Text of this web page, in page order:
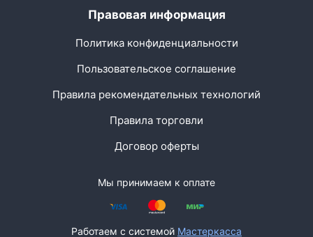
Правовая информация
Политика конфиденциальности
Пользовательское соглашение
Правила рекомендательных технологий
Правила торговли
Договор оферты
Мы принимаем к оплате
Работаем с системой Мастеркасса